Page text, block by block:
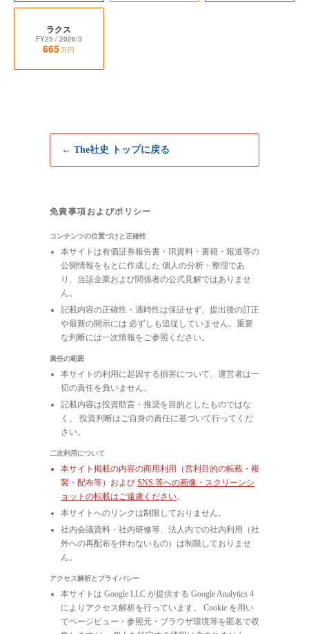
ラクス
FY25 / 2026/3
665万円
← The社史 トップに戻る
免責事項およびポリシー
コンテンツの位置づけと正確性
本サイトは有価証券報告書・IR資料・書籍・報道等の
公開情報をもとに作成した 個人の分析・整理であ
り、当該企業および関係者の公式見解ではありませ
ん。
記載内容の正確性・適時性は保証せず、提出後の訂正
や最新の開示には 必ずしも追従していません。重要
な判断には一次情報をご参照ください。
責任の範囲
本サイトの利用に起因する損害について、運営者は一
切の責任を負いません。
記載内容は投資助言・推奨を目的としたものではな
く、 投資判断はご自身の責任に基づいて行ってくだ
さい。
二次利用について
本サイト掲載の内容の商用利用（営利目的の転載・複
製・配布等）および SNS 等への画像・スクリーンシ
ョットの転載はご遠慮ください。
本サイトへのリンクは制限しておりません。
社内会議資料・社内研修等、法人内での社内利用（社
外への再配布を伴わないもの）は制限しておりませ
ん。
アクセス解析とプライバシー
本サイトは Google LLC が提供する Google Analytics 4
によりアクセス解析を行っています。 Cookie を用い
てページビュー・参照元・ブラウザ環境等を匿名で収